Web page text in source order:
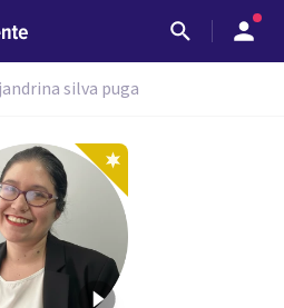
silva puga